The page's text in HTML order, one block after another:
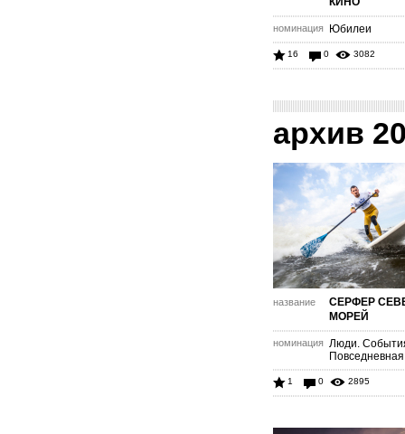
номинация Юбилеи
16 0 3082
архив
название
СЕРФЕР
МОРЕЙ
номинация Люди.
1 0 2895